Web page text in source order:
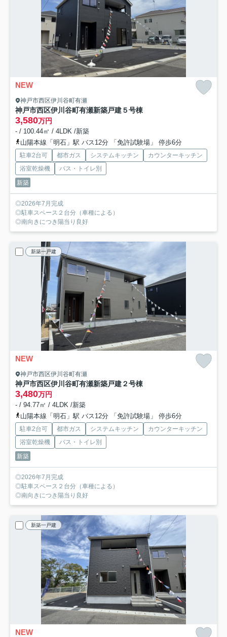
NEW
神戸市西区伊川谷町有瀬
神戸市西区伊川谷町有瀬新築戸建５号棟
3,580万円
- / 100.44㎡ / 4LDK /新築
山陽本線「明石」駅 バス12分 「免許試験場」 停歩6分
駐車2台可 都市ガス システムキッチン
カウンターキッチン
浴室乾燥機
バス・トイレ別
新築
◎2026年7月完成
◎駐車スペース２台分（車種による）
◎南向きにつき陽当り良好
新築一戸建
NEW
神戸市西区伊川谷町有瀬
神戸市西区伊川谷町有瀬新築戸建２号棟
3,480万円
- / 94.77㎡ / 4LDK /新築
山陽本線「明石」駅 バス12分 「免許試験場」 停歩6分
駐車2台可 都市ガス システムキッチン
カウンターキッチン
浴室乾燥機
バス・トイレ別
新築
◎2026年7月完成
◎駐車スペース２台分（車種による）
◎南向きにつき陽当り良好
新築一戸建
NEW